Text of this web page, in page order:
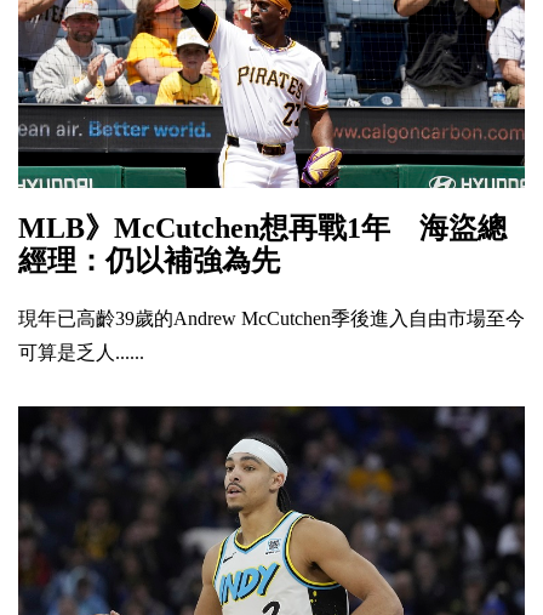
MLB》McCutchen想再戰1年 海盜總
經理：仍以補強為先
現年已高齡39歲的Andrew McCutchen季後進入自由市場至今
可算是乏人......